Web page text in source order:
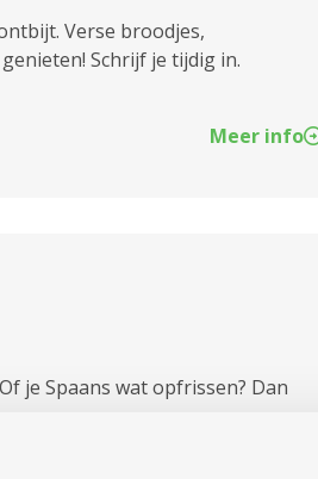
Verse broodjes,
Schrijf je tijdig in.
Meer info
je Spaans wat opfrissen? Dan